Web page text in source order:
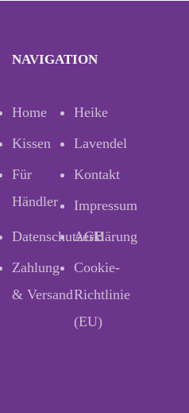
NAVIGATION
Home
Heike
Kissen
Lavendel
Für
Händler
Kontakt
Impressum
Datenschutzerklärung
AGB
Zahlung
& Versand
Cookie-
Richtlinie
(EU)